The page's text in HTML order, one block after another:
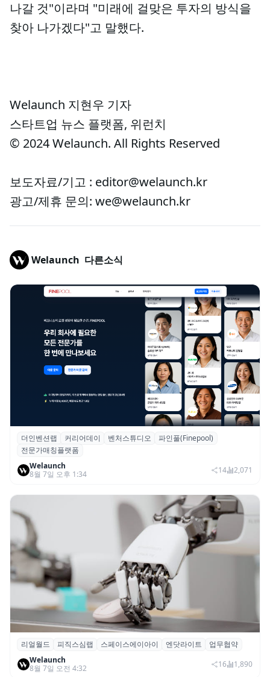
나갈 것"이라며 "미래에 걸맞은 투자의 방식을
찾아 나가겠다"고 말했다.
Welaunch 지현우 기자
스타트업 뉴스 플랫폼, 위런치
© 2024 Welaunch. All Rights Reserved
보도자료/기고 : editor@welaunch.kr
광고/제휴 문의: we@welaunch.kr
Welaunch 다른소식
더인벤션랩·커리어데이, 스타트업 전문가 매
칭 플랫폼 ‘파인풀’ 출시
더인벤션랩 커리어데이 벤처스튜디오
파인풀(Finepool)
전문가매칭플랫폼
Welaunch
8월 7일 오후 1:34
14 2,071
리얼월드, 로봇테크 스타트업 3곳과 손잡고
휴머노이드 표준 만든다
리얼월드 피직스심랩 스페이스에이아이 엔닷라이트
업무협약
Welaunch
8월 7일 오전 4:32
16 1,890